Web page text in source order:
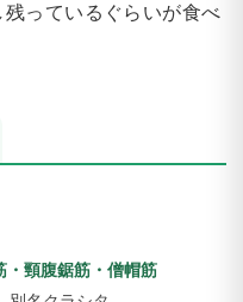
っているぐらいが食べ
・頸腹鋸筋・僧帽筋